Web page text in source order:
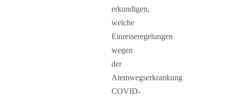
erkundigen,
welche
Einreiseregelungen
wegen
der
Atemwegserkrankung
COVID-